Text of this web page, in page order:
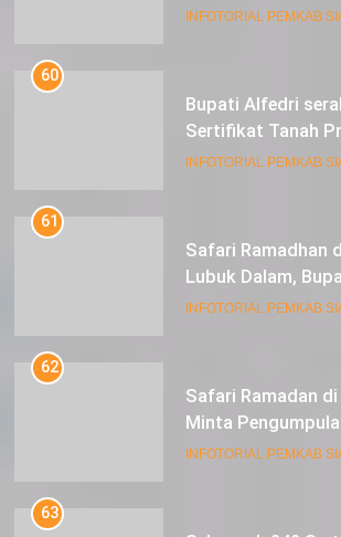
Perbaikan Jalan
INFOTORIAL PEMKAB
60
Bupati Alfedri
Sertifikat Tanah
kepada
INFOTORIAL PEMKAB
61
Safari Ramadhan
Lubuk Dalam,
Mengingatkan
INFOTORIAL PEMKAB
62
Safari Ramadan
Minta
Meningkat
INFOTORIAL PEMKAB
63